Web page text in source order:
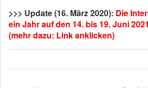
>>> Update (16. März 2020): Die
ein Jahr auf den 14. bis 19. Juni
(mehr dazu: Link anklicken)